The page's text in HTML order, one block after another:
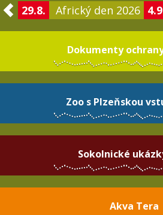
29.8. Africký den 2026
Dokumenty
Zoo s Plzeňskou
Sokolnické
Akva Tera